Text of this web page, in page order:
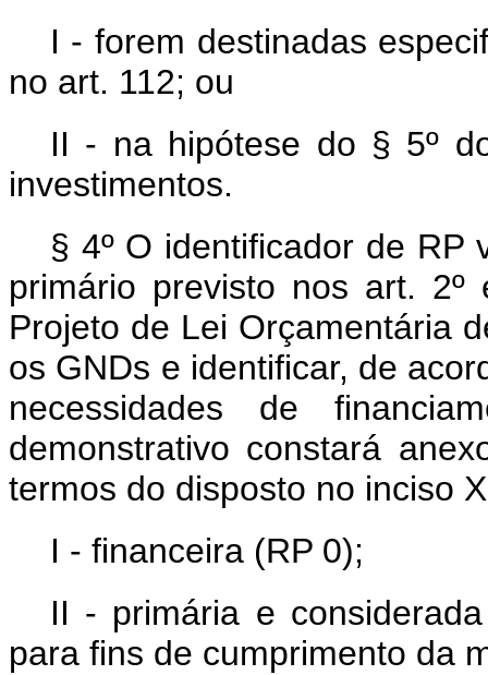
I - forem destinadas
no art. 112; ou
II - na hipótese do § 5º
investimentos.
§ 4º O identificador de RP
primário previsto nos art.
Projeto de Lei Orçamentária
os GNDs e identificar, de
necessidades de
demonstrativo constará
termos do disposto no inciso
I - financeira (RP 0);
II - primária e
para fins de cumprimento da